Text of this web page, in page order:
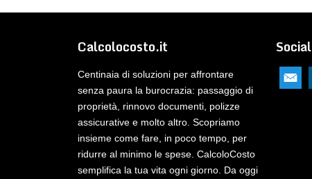
Calcolocosto.it
Centinaia di soluzioni per affrontare
senza paura la burocrazia: passaggio di
proprietà, rinnovo documenti, polizze
assicurative e molto altro. Scopriamo
insieme come fare, in poco tempo, per
ridurre al minimo le spese. CalcoloCosto
semplifica la tua vita ogni giorno. Da oggi
Social